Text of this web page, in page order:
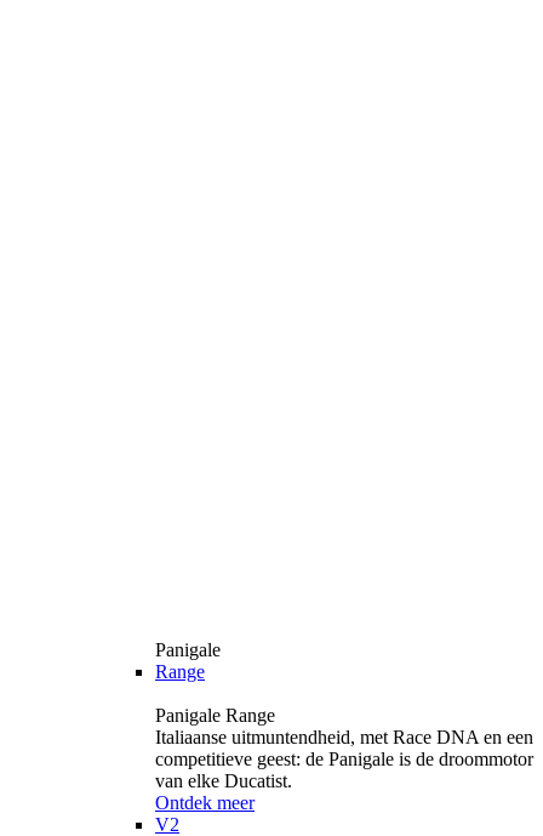
Panigale
Range
Panigale Range
Italiaanse uitmuntendheid, met Race DNA en een
competitieve geest: de Panigale is de droommotor
van elke Ducatist.
Ontdek meer
V2